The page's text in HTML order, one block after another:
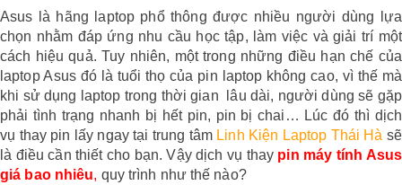
Asus là hãng laptop phổ thông được nhiều người dùng lựa
chọn nhằm đáp ứng nhu cầu học tập, làm việc và giải trí một
cách hiệu quả. Tuy nhiên, một trong những điều hạn chế của
laptop Asus đó là tuổi thọ của pin laptop không cao, vì thế mà
khi sử dụng laptop trong thời gian  lâu dài, người dùng sẽ gặp
phải tình trạng nhanh bị hết pin, pin bị chai… Lúc đó thì dịch
vụ thay pin lấy ngay tại trung tâm Linh Kiện Laptop Thái Hà sẽ
là điều cần thiết cho bạn. Vậy dịch vụ thay pin máy tính Asus
giá bao nhiêu, quy trình như thế nào?